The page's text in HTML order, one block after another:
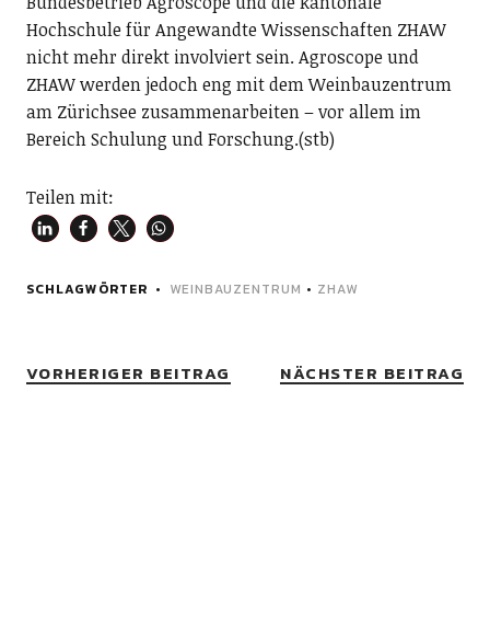
Hochschule für Angewandte Wissenschaften ZHAW
nicht mehr direkt involviert sein. Agroscope und
ZHAW werden jedoch eng mit dem Weinbauzentrum
am Zürichsee zusammenarbeiten – vor allem im
Bereich Schulung und Forschung.(stb)
Teilen mit:
SCHLAGWÖRTER WEINBAUZENTRUM • ZHAW
VORHERIGER BEITRAG NÄCHSTER BEITRAG